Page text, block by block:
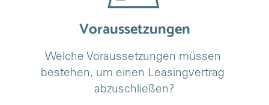
Voraussetzungen
Welche Voraussetzungen müssen
bestehen, um einen Leasingvertrag
abzuschließen?